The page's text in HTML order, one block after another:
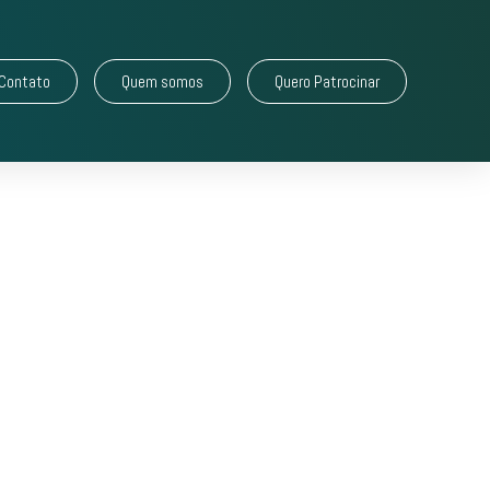
Quem somos Quero Patrocinar